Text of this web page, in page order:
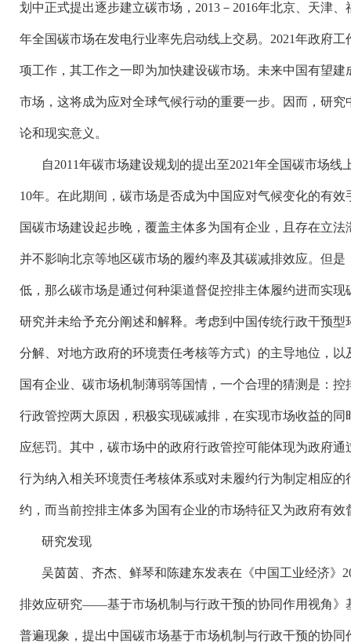
划中正式提出逐步建立碳市场，2013－2016年北京、天津
年全国碳市场在发电行业率先启动线上交易。2021年政府
项工作，其工作之一即为加快建设碳市场。未来中国有望
市场，这将成为应对全球气候行动的重要一步。因而，研
论和现实意义。
自2011年碳市场建设规划的提出至2021年全国碳市场
10年。在此期间，碳市场是否成为中国应对气候变化的有
国碳市场建设起步晚，覆盖主体多为国有企业，且存在立
并不影响北京等地区碳市场的履约率及其碳减排效应。但
低，那么碳市场是通过何种渠道督促控排主体履约进而实
研究并未给予充分阐述和解释。考虑到中国传统行政干预
分解、对地方政府的环境责任考核等方式）的主导地位，
国有企业、碳市场机制薄弱等国情，一个合理的猜测是：
行政管控两大原因，积极实现碳减排，在实现市场收益的
应惩罚。其中，碳市场中的政府行政管控可能体现为政府
行为纳入相关环境责任考核体系或对未履约行为制定相应
约，而当前控排主体多为国有企业的市场特征又为政府有
研究发现
吴茵茵、齐杰、鲜琴和陈建东发表在《中国工业经济》
排效应研究——基于市场机制与行政干预的协同作用视角》
普遍现象，提出中国碳市场基于市场机制与行政干预的协